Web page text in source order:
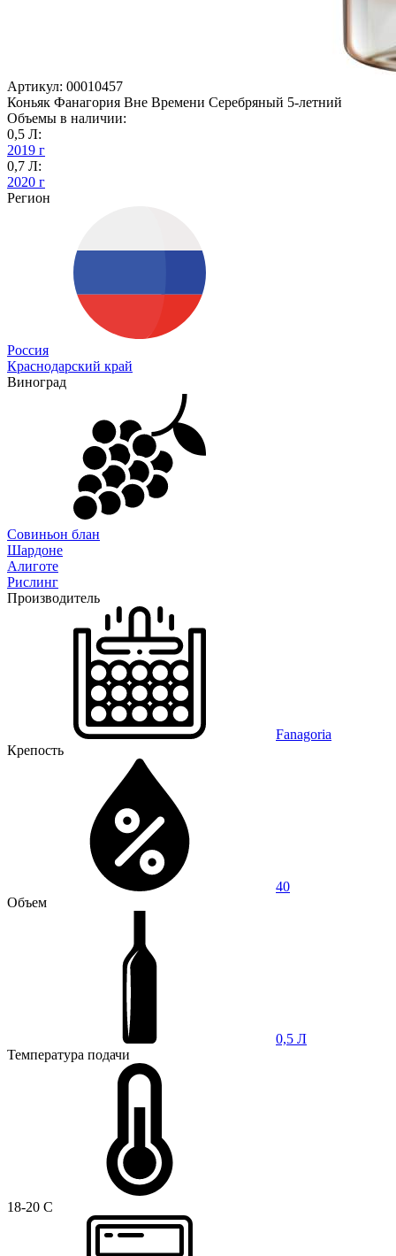
Артикул: 00010457
Коньяк Фанагория Вне Времени Серебряный 5-летний
Объемы в наличии:
0,5 Л:
2019 г
0,7 Л:
2020 г
Регион
Россия
Краснодарский край
Виноград
Совиньон блан
Шардоне
Алиготе
Рислинг
Производитель
Fanagoria
Крепость
40
Объем
0,5 Л
Температура подачи
18-20 C